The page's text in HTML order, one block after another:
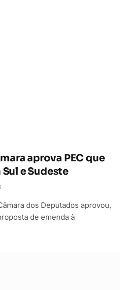
aprova PEC que
e Sudeste
dos Deputados aprovou,
de emenda à